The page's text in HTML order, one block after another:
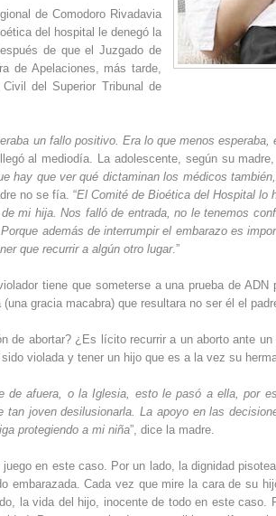
de Comodoro Rivadavia
del hospital le denegó la
de que el Juzgado de
de Apelaciones, más tarde,
del Superior Tribunal de
un fallo positivo. Era lo que menos esperaba,
al mediodía. La adolescente, según su
hay que ver qué dictaminan los médicos
no se fía. “El Comité de Bioética del Hospital lo
mi hija. Nos falló de entrada, no le tenemos
además de interrumpir el embarazo es
que recurrir a algún otro lugar.”
tiene que someterse a una prueba de ADN
gracia macabra) que resultara no ser él el
de abortar? ¿Es lícito recurrir a un aborto ante
violada y tener un hijo que es a la vez su
afuera, o la Iglesia, esto le pasó a ella, por
joven desilusionarla. La apoyo en las
protegiendo a mi niña”, dice la madre.
en este caso. Por un lado, la dignidad
Cada vez que mire la cara de su
la vida del hijo, inocente de todo en este caso.